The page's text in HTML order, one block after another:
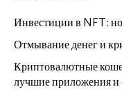
Инвестиции в NFT:
Отмывание денег и
Криптовалютные
лучшие приложения и